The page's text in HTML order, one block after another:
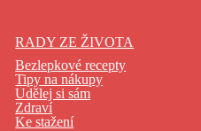
RADY ZE ŽIVOTA
Bezlepkové recepty
Tipy na nákupy
Udělej si sám
Zdraví
Ke stažení